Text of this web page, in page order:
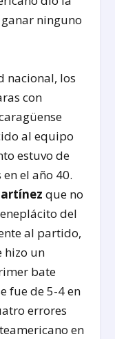
ninguno
nacional, los
con
al equipo
estuvo de
el año 40.
que no
del
al partido,
hizo un
bate
fue de 5-4 en
errores
en